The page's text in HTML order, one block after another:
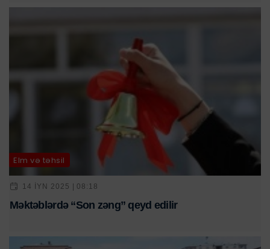
Elm və təhsil
14 IYN 2025 | 08:18
Məktəblərdə “Son zəng” qeyd edilir